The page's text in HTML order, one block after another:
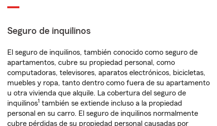
Seguro de inquilinos
El seguro de inquilinos, también conocido como seguro de
apartamentos, cubre su propiedad personal, como
computadoras, televisores, aparatos electrónicos, bicicletas,
muebles y ropa, tanto dentro como fuera de su apartamento
u otra vivienda que alquile. La cobertura del seguro de
inquilinos1 también se extiende incluso a la propiedad
personal en su carro. El seguro de inquilinos normalmente
cubre pérdidas de su propiedad personal causadas por